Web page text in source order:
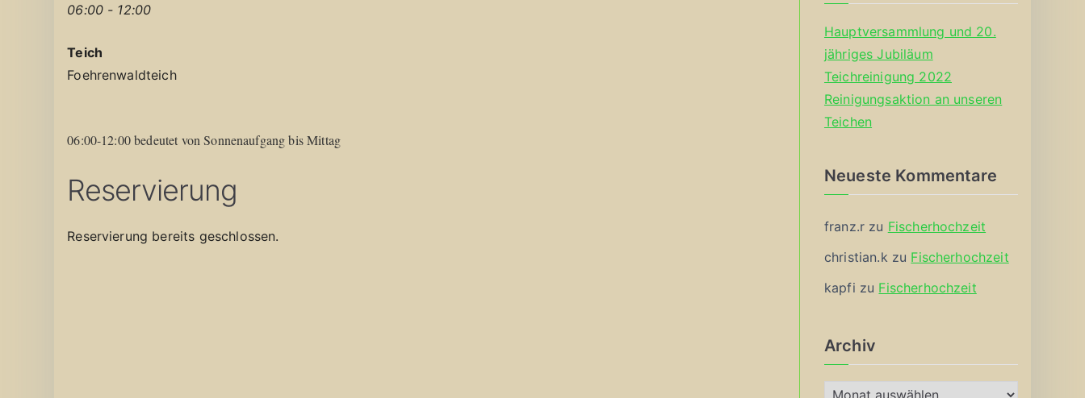
06:00 - 12:00
Teich
Foehrenwaldteich
06:00-12:00 bedeutet von Sonnenaufgang bis Mittag
Reservierung
Reservierung bereits geschlossen.
Hauptversammlung und 20.
jähriges Jubiläum
Teichreinigung 2022
Reinigungsaktion an unseren
Teichen
Neueste Kommentare
franz.r zu Fischerhochzeit
christian.k zu Fischerhochzeit
kapfi zu Fischerhochzeit
Archiv